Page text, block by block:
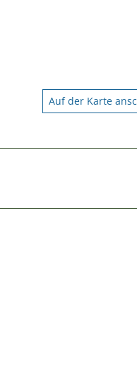
Auf der Karte